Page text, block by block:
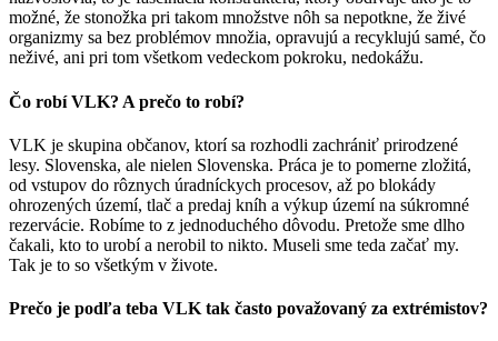
možné, že stonožka pri takom množstve nôh sa nepotkne, že živé
organizmy sa bez problémov množia, opravujú a recyklujú samé, čo
neživé, ani pri tom všetkom vedeckom pokroku, nedokážu.
Čo robí VLK? A prečo to robí?
VLK je skupina občanov, ktorí sa rozhodli zachrániť prirodzené
lesy. Slovenska, ale nielen Slovenska. Práca je to pomerne zložitá,
od vstupov do rôznych úradníckych procesov, až po blokády
ohrozených území, tlač a predaj kníh a výkup území na súkromné
rezervácie. Robíme to z jednoduchého dôvodu. Pretože sme dlho
čakali, kto to urobí a nerobil to nikto. Museli sme teda začať my.
Tak je to so všetkým v živote.
Prečo je podľa teba VLK tak často považovaný za extrémistov?